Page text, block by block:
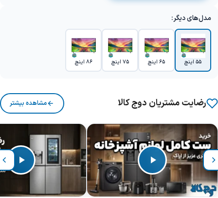
مدل‌های دیگر:
55 اینچ 65 اینچ 75 اینچ 86 اینچ
رضایت مشتریان دوج کالا مشاهده بیشتر